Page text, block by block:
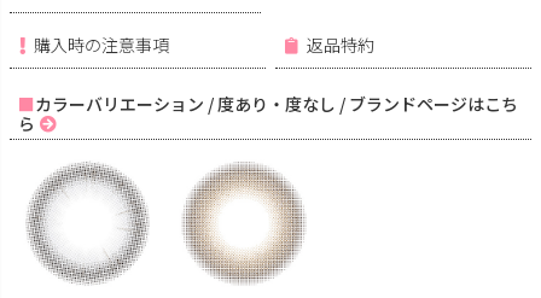
購入時の注意事項 返品特約
カラーバリエーション / 度あり・度なし / ブランドページはこち
ら